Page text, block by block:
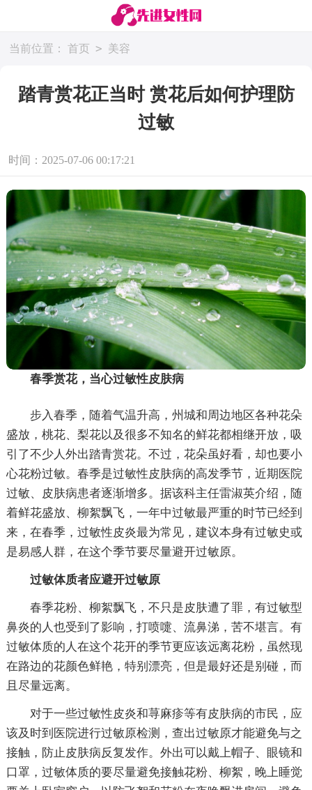
当前位置： 首页 > 美容
踏青赏花正当时 赏花后如何护理防
过敏
时间：2025-07-06 00:17:21
春季赏花，当心过敏性皮肤病
步入春季，随着气温升高，州城和周边地区各种花朵
盛放，桃花、梨花以及很多不知名的鲜花都相继开放，吸
引了不少人外出踏青赏花。不过，花朵虽好看，却也要小
心花粉过敏。春季是过敏性皮肤病的高发季节，近期医院
过敏、皮肤病患者逐渐增多。据该科主任雷淑英介绍，随
着鲜花盛放、柳絮飘飞，一年中过敏最严重的时节已经到
来，在春季，过敏性皮炎最为常见，建议本身有过敏史或
是易感人群，在这个季节要尽量避开过敏原。
过敏体质者应避开过敏原
春季花粉、柳絮飘飞，不只是皮肤遭了罪，有过敏型
鼻炎的人也受到了影响，打喷嚏、流鼻涕，苦不堪言。有
过敏体质的人在这个花开的季节更应该远离花粉，虽然现
在路边的花颜色鲜艳，特别漂亮，但是最好还是别碰，而
且尽量远离。
对于一些过敏性皮炎和荨麻疹等有皮肤病的市民，应
该及时到医院进行过敏原检测，查出过敏原才能避免与之
接触，防止皮肤病反复发作。外出可以戴上帽子、眼镜和
口罩，过敏体质的要尽量避免接触花粉、柳絮，晚上睡觉